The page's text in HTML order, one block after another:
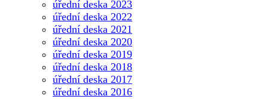
úřední deska 2023
úřední deska 2022
úřední deska 2021
úřední deska 2020
úřední deska 2019
úřední deska 2018
úřední deska 2017
úřední deska 2016